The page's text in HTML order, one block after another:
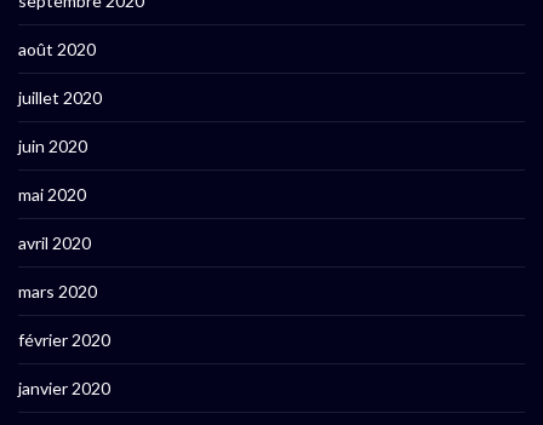
août 2020
juillet 2020
juin 2020
mai 2020
avril 2020
mars 2020
février 2020
janvier 2020